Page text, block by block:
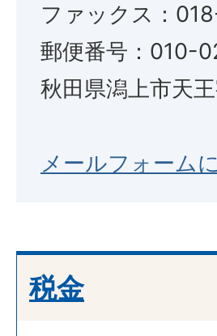
ファックス：
郵便番号：010-
秋田県潟上市天
メールフォーム
税金